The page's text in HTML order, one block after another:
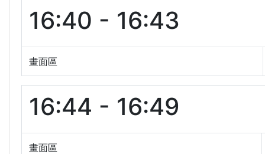
16:40 - 16:43
畫面區
16:44 - 16:49
畫面區